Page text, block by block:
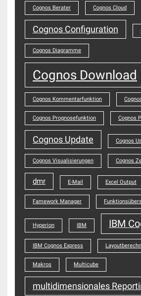
Cognos Berater Cognos Cloud
Cognos Configuration
Cognos Diagramme
Cognos Download
Cognos Kommentarfunktion
Cognos Prognosefunktion Cognos
Cognos Update Cognos
Cognos Visualisierungen Cognos
dmr E-Mail Excel Output
Famework Manager
Hyperion IBM IBM
IBM Cognos Express
Makros Multicube
multidimensionales